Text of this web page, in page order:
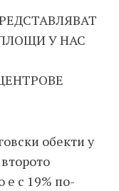
У НАС
обекти у
е с 19% по-